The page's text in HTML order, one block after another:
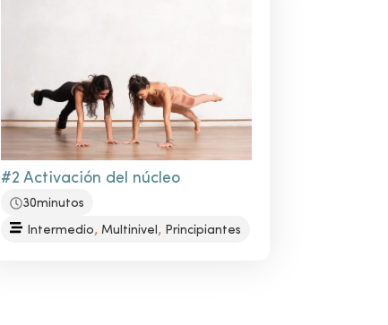
#2 Activación del núcleo
30minutos
Intermedio, Multinivel , Principiantes